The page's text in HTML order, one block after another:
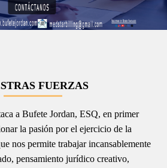
FUERZAS
a Bufete Jordan, ESQ, en primer
la pasión por el ejercicio de la
nos permite trabajar incansablemente
pensamiento jurídico creativo,